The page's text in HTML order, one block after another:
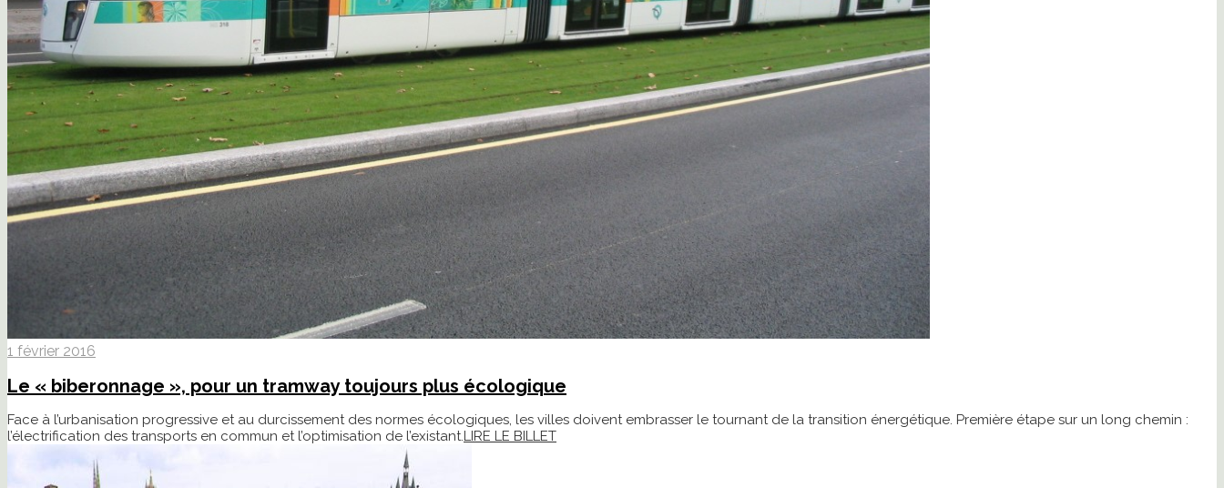
1 février 2016
Le « biberonnage », pour un tramway toujours plus écologique
Face à l’urbanisation progressive et au durcissement des normes écologiques, les villes doivent embrasser le tournant de la transition énergétique. Première étape sur un long chemin :
l’électrification des transports en commun et l’optimisation de l’existant.LIRE LE BILLET